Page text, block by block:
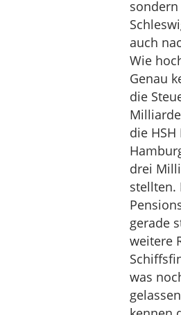
auch
Wie
Genau
die
die
drei
stellten.
gerade
weitere
was